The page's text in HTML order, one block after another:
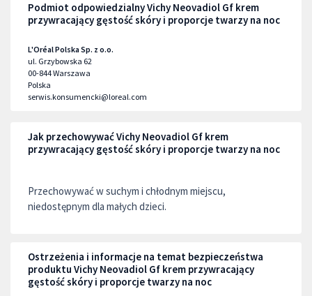
Podmiot odpowiedzialny Vichy Neovadiol Gf krem
przywracający gęstość skóry i proporcje twarzy na noc
L'Oréal Polska Sp. z o.o.
ul. Grzybowska 62
00-844Warszawa
Polska
serwis.konsumencki@loreal.com
Jak przechowywać Vichy Neovadiol Gf krem
przywracający gęstość skóry i proporcje twarzy na noc
Przechowywać w suchym i chłodnym miejscu,
niedostępnym dla małych dzieci.
Ostrzeżenia i informacje na temat bezpieczeństwa
produktu Vichy Neovadiol Gf krem przywracający
gęstość skóry i proporcje twarzy na noc